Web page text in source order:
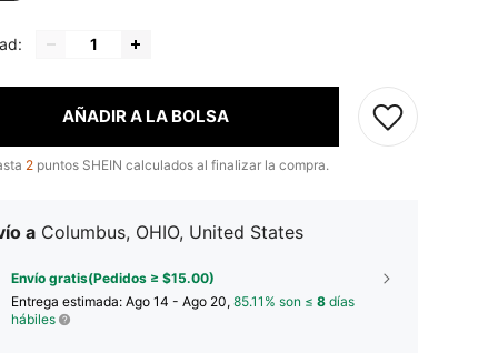
AÑADIR A LA BOLSA
2 puntos SHEIN calculados al finalizar la compra.
a Columbus, OHIO, United States
Envío gratis(Pedidos ≥ $15.00)
Entrega estimada: Ago 14 - Ago 20, 85.11% son ≤ 8 días
hábiles